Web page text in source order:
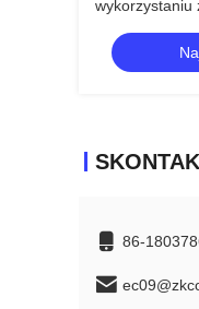
wykorzystaniu
86-